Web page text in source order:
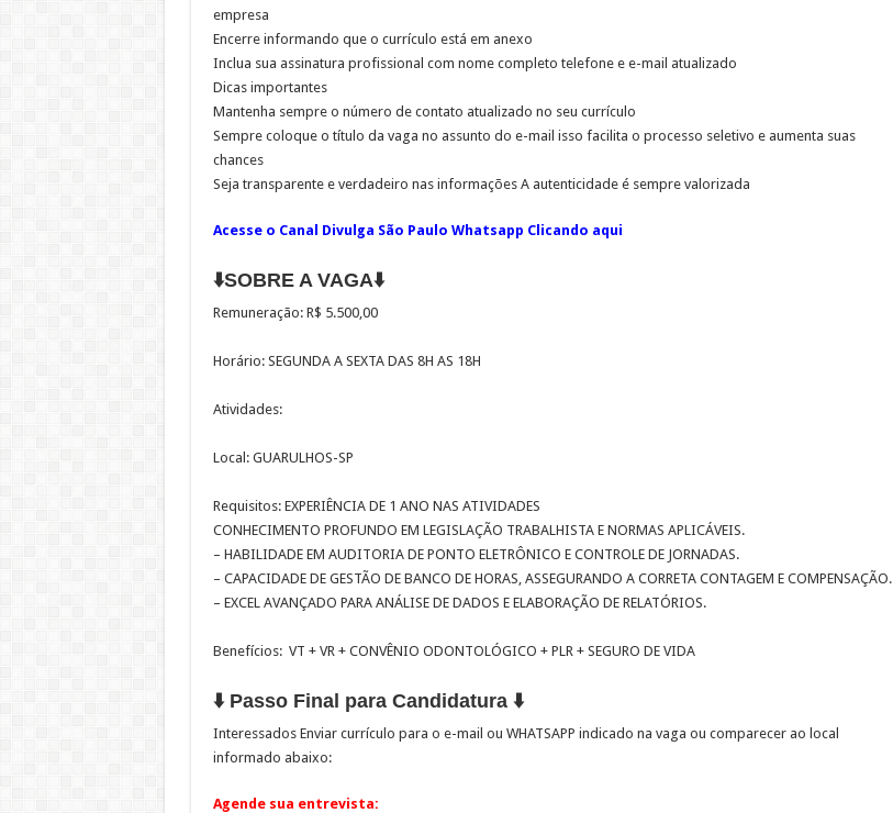
empresa
Encerre informando que o currículo está em anexo
Inclua sua assinatura profissional com nome completo telefone e e-mail atualizado
Dicas importantes
Mantenha sempre o número de contato atualizado no seu currículo
Sempre coloque o título da vaga no assunto do e-mail isso facilita o processo seletivo e aumenta suas
chances
Seja transparente e verdadeiro nas informações A autenticidade é sempre valorizada
Acesse o Canal Divulga São Paulo Whatsapp Clicando aqui
⬇️SOBRE A VAGA⬇️
Remuneração: R$ 5.500,00
Horário: SEGUNDA A SEXTA DAS 8H AS 18H
Atividades:
Local: GUARULHOS-SP
Requisitos: EXPERIÊNCIA DE 1 ANO NAS ATIVIDADES
CONHECIMENTO PROFUNDO EM LEGISLAÇÃO TRABALHISTA E NORMAS APLICÁVEIS.
– HABILIDADE EM AUDITORIA DE PONTO ELETRÔNICO E CONTROLE DE JORNADAS.
– CAPACIDADE DE GESTÃO DE BANCO DE HORAS, ASSEGURANDO A CORRETA CONTAGEM E COMPENSAÇÃO.
– EXCEL AVANÇADO PARA ANÁLISE DE DADOS E ELABORAÇÃO DE RELATÓRIOS.
Benefícios: VT + VR + CONVÊNIO ODONTOLÓGICO + PLR + SEGURO DE VIDA
⬇️ Passo Final para Candidatura ⬇️
Interessados Enviar currículo para o e-mail ou WHATSAPP indicado na vaga ou comparecer ao local
informado abaixo:
Agende sua entrevista: